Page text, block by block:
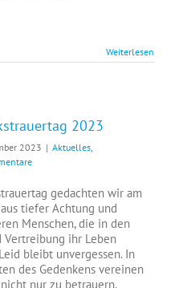
Weiterlesen
2023
2023 | Aktuelles,
gedachten wir am
tiefer Achtung und
Menschen, die in den
ihr Leben
bleibt unvergessen. In
des Gedenkens vereinen
nur zu betrauern,